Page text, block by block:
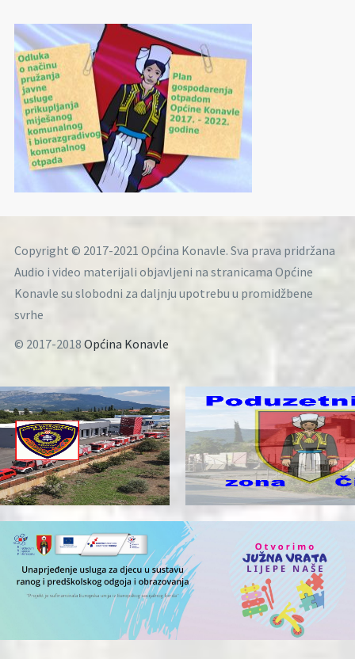
Copyright © 2017-2021 Općina Konavle. Sva prava pridržana
Audio i video materijali objavljeni na stranicama Općine
Konavle su slobodni za daljnju upotrebu u promidžbene
svrhe
© 2017-2018 Općina Konavle